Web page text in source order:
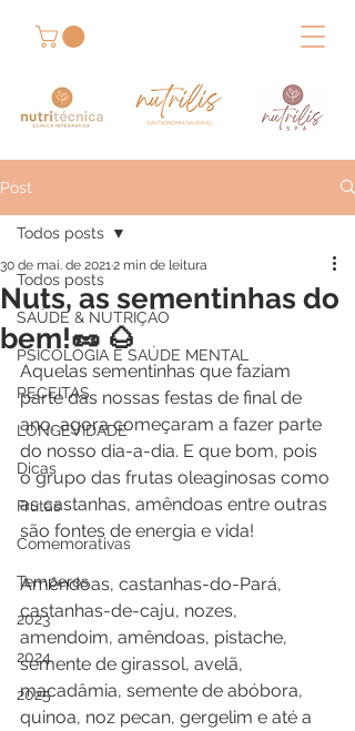
Post
Todos posts
SAÚDE & NUTRIÇÃO
PSICOLOGIA E SAÚDE MENTAL
RECEITAS
LONGEVIDADE
Dicas
Frutas
Comemorativas
Temperos
2023
2024
2025
Todos posts
Nuts, as sementinhas do
bem!🥜 🌰
30 de mai. de 20212 min de leitura
Aquelas sementinhas que faziam
parte das nossas festas de final de
ano, agora começaram a fazer parte
do nosso dia-a-dia. E que bom, pois
o grupo das frutas oleaginosas como
as castanhas, amêndoas entre outras
são fontes de energia e vida!
Amêndoas, castanhas-do-Pará,
castanhas-de-caju, nozes,
amendoim, amêndoas, pistache,
semente de girassol, avelã,
macadâmia, semente de abóbora,
quinoa, noz pecan, gergelim e até a